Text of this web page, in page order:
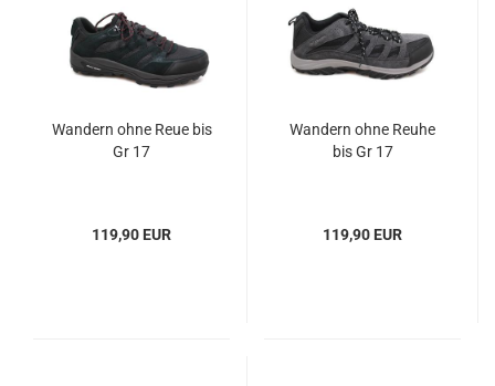
Wandern ohne Reue bis
Gr 17
119,90 EUR
Wandern ohne Reuhe
bis Gr 17
119,90 EUR